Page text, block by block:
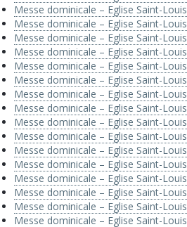
Messe dominicale – Eglise Saint-Louis
Messe dominicale – Eglise Saint-Louis
Messe dominicale – Eglise Saint-Louis
Messe dominicale – Eglise Saint-Louis
Messe dominicale – Eglise Saint-Louis
Messe dominicale – Eglise Saint-Louis
Messe dominicale – Eglise Saint-Louis
Messe dominicale – Eglise Saint-Louis
Messe dominicale – Eglise Saint-Louis
Messe dominicale – Eglise Saint-Louis
Messe dominicale – Eglise Saint-Louis
Messe dominicale – Eglise Saint-Louis
Messe dominicale – Eglise Saint-Louis
Messe dominicale – Eglise Saint-Louis
Messe dominicale – Eglise Saint-Louis
Messe dominicale – Eglise Saint-Louis